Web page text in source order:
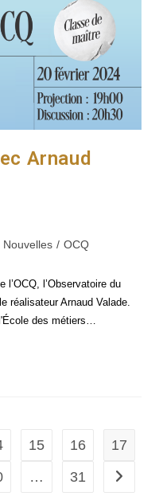
Arnaud
Nouvelles / OCQ
l’OCQ, l’Observatoire du
réalisateur Arnaud Valade.
des métiers…
15 16
17
… 31 Go to